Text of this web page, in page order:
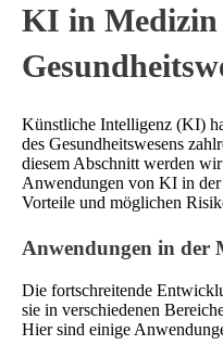
KI in Medizin
Künstliche Intelligenz (KI)
des Gesundheitswesens
diesem Abschnitt werden
Anwendungen von KI in
Vorteile und möglichen
Anwendungen in der
Die fortschreitende
sie in verschiedenen
Hier sind einige